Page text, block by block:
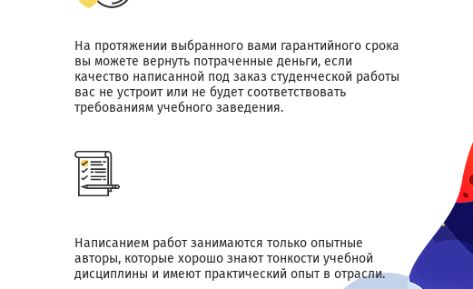
На протяжении выбранного вами гарантийного срока
вы можете вернуть потраченные деньги, если
качество написанной под заказ студенческой работы
вас не устроит или не будет соответствовать
требованиям учебного заведения.
Написанием работ занимаются только опытные
авторы, которые хорошо знают тонкости учебной
дисциплины и имеют практический опыт в отрасли.